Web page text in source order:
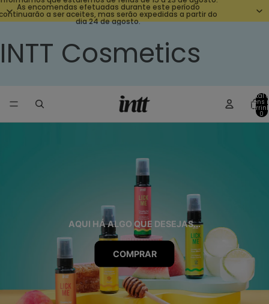
As encomendas efetuadas durante este período
a ser aceites, mas serão expedidas a partir do
dia 24 de agosto.
INTT Cosmetics
Total
itens
0
AQUI HÁ ALGO QUE DESEJAS...
COMPRAR